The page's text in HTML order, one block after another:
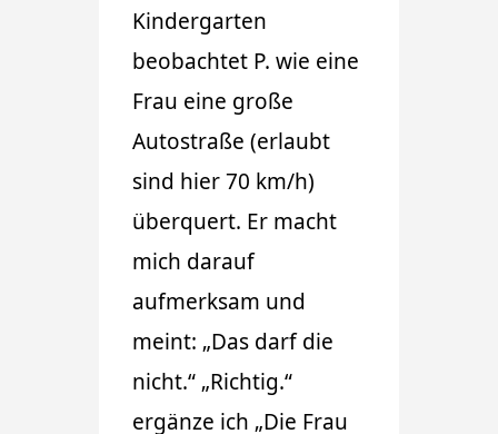
Kindergarten
beobachtet P. wie eine
Frau eine große
Autostraße (erlaubt
sind hier 70 km/h)
überquert. Er macht
mich darauf
aufmerksam und
meint: „Das darf die
nicht.“ „Richtig.“
ergänze ich „Die Frau